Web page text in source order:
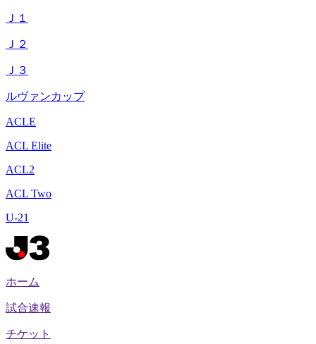
Ｊ１
Ｊ２
Ｊ３
ルヴァンカップ
ACLE
ACL Elite
ACL2
ACL Two
U-21
ホーム
試合速報
チケット